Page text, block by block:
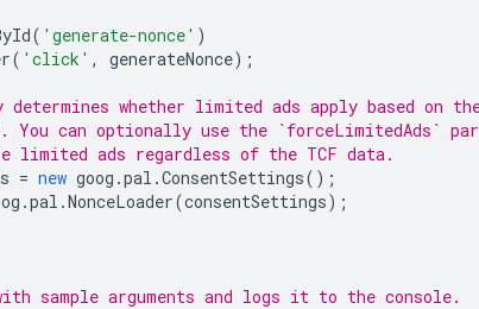
( 'generate-nonce' )
( 'click' , generateNonce);
whether limited ads apply based on
You can optionally use the `forceLimitedAds`
limited ads regardless of the TCF data.
= new goog .pal .ConsentSettings();
.pal .NonceLoader(consentSettings);
sample arguments and logs it to the console.